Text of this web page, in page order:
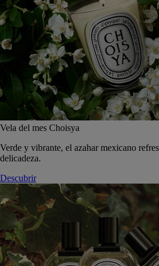
Vela del mes Choisya
Verde y vibrante, el azahar mexicano
delicadeza.
Descubrir